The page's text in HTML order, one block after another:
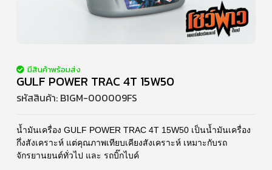
มีสินค้าพร้อมส่ง
GULF POWER TRAC 4T 15W50
รหัสสินค้า: B1GM-000009FS
น้ำมันเครื่อง GULF POWER TRAC 4T 15W50 เป็นน้ำมันเครื่อง
กึ่งสังเคราะห์ แต่คุณภาพเทียบเคียงสังเคราะห์ เหมาะกับรถ
จักรยานยนต์ทั่วไป และ รถบิ๊กไบค์